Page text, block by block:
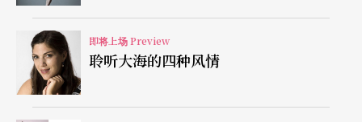
即将上场 Preview
聆听大海的四种风情